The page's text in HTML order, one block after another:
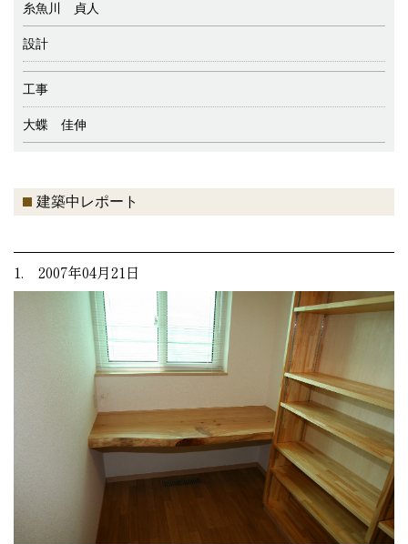
糸魚川 貞人
設計
工事
大蝶 佳伸
建築中レポート
1. 2007年04月21日